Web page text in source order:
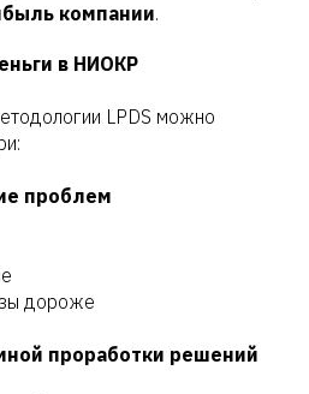
компании.
в НИОКР
LPDS можно
проблем
дороже
проработки решений